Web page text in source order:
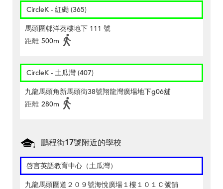
CircleK - 紅磡 (365)
馬頭圍邨洋葵樓地下 111 號
距離 500m
CircleK - 土瓜灣 (407)
九龍馬頭角新馬頭街38號翔龍灣廣場地下g06舖
距離 280m
鵬程街17號附近的學校
啓言英語教育中心（土瓜灣）
九龍馬頭圍道２０９號海悅廣場１樓１０１Ｃ號舖